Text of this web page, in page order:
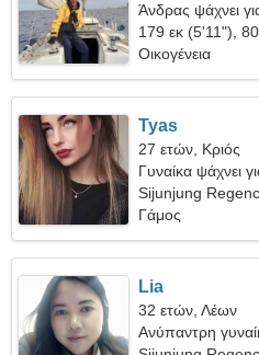
Άνδρας ψάχνει
179 εκ (5'11"), 80
Οικογένεια
Tyas
27 ετών, Κριός
Γυναίκα ψάχνει
Sijunjung
Γάμος
Lia
32 ετών, Λέων
Ανύπαντρη